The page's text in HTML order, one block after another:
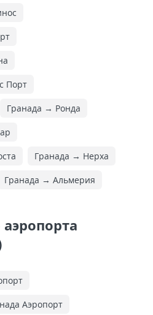
Порт
Гранада → Ронда
Гранада → Нерха
Гранада → Альмерия
Аэропорт